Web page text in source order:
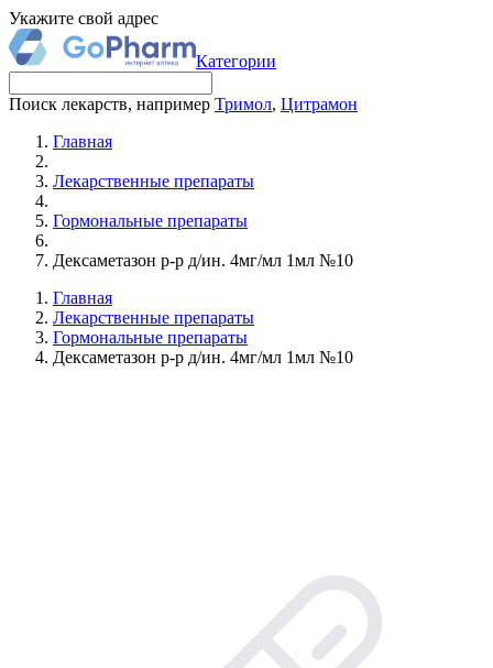
Укажите свой адрес
Категории
Поиск лекарств, например Тримол, Цитрамон
Главная
Лекарственные препараты
Гормональные препараты
Дексаметазон р-р д/ин. 4мг/мл 1мл №10
Главная
Лекарственные препараты
Гормональные препараты
Дексаметазон р-р д/ин. 4мг/мл 1мл №10